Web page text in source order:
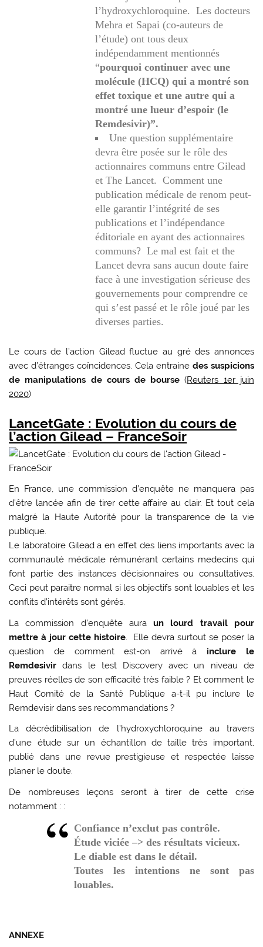
l’hydroxychloroquine. Les docteurs
Mehra et Sapai (co-auteurs de
l’étude) ont tous deux
indépendamment mentionnés
“pourquoi continuer avec une
molécule (HCQ) qui a montré son
effet toxique et une autre qui a
montré une lueur d’espoir (le
Remdesivir)”.
Une question supplémentaire
devra être posée sur le rôle des
actionnaires communs entre Gilead
et The Lancet. Comment une
publication médicale de renom peut-
elle garantir l’intégrité de ses
publications et l’indépendance
éditoriale en ayant des actionnaires
communs? Le mal est fait et the
Lancet devra sans aucun doute faire
face à une investigation sérieuse des
gouvernements pour comprendre ce
qui s’est passé et le rôle joué par les
diverses parties.
Le cours de l’action Gilead fluctue au gré des annonces
avec d’étranges coïncidences. Cela entraine des suspicions
de manipulations de cours de bourse(Reuters 1er juin
2020)
LancetGate : Evolution du cours de
l’action Gilead – FranceSoir
En France, une commission d’enquête ne manquera pas
d’être lancée afin de tirer cette affaire au clair. Et tout cela
malgré la Haute Autorité pour la transparence de la vie
publique.
Le laboratoire Gilead a en effet des liens importants avec la
communauté médicale rémunérant certains medecins qui
font partie des instances décisionnaires ou consultatives.
Ceci peut paraitre normal si les objectifs sont louables et les
conflits d’intérêts sont gérés.
La commission d’enquête auraun lourd travail pour
mettre à jour cette histoire. Elle devra surtout se poser la
question de comment est-on arrivé à inclure le
Remdesivirdans le test Discovery avec un niveau de
preuves réelles de son efficacité très faible ? Et comment le
Haut Comité de la Santé Publique a-t-il pu inclure le
Remdevisir dans ses recommandations ?
La décrédibilisation de l’hydroxychloroquine au travers
d’une étude sur un échantillon de taille très important,
publié dans une revue prestigieuse et respectée laisse
planer le doute.
De nombreuses leçons seront à tirer de cette crise
notamment : :
Confiance n’exclut pas contrôle.
Étude viciée –> des résultats vicieux.
Le diable est dans le détail.
Toutes les intentions ne sont pas
louables.
ANNEXE